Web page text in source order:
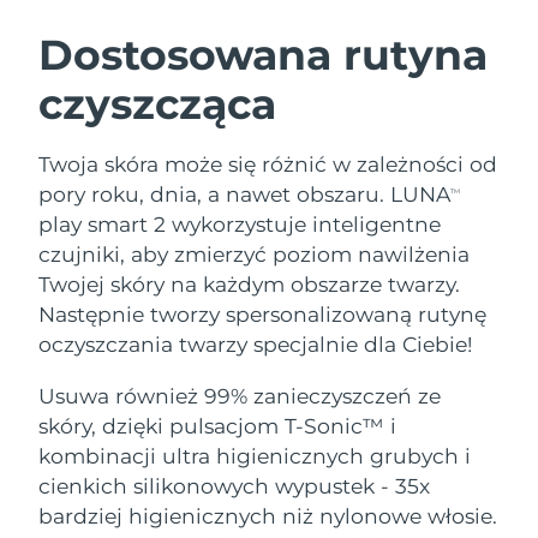
Dostosowana rutyna
czyszcząca
Twoja skóra może się różnić w zależności od
pory roku, dnia, a nawet obszaru. LUNATM
play smart 2 wykorzystuje inteligentne
czujniki, aby zmierzyć poziom nawilżenia
Twojej skóry na każdym obszarze twarzy.
Następnie tworzy spersonalizowaną rutynę
oczyszczania twarzy specjalnie dla Ciebie!
Usuwa również 99% zanieczyszczeń ze
skóry, dzięki pulsacjom T-Sonic™ i
kombinacji ultra higienicznych grubych i
cienkich silikonowych wypustek - 35x
bardziej higienicznych niż nylonowe włosie.
Oczyszczanie twarzy
LUNA™ 4 zestaw
Anti-aging massage
LUNA™ 4 Plus
Massage, LED heating
LUNA™ 4 Men
For men, anti-aging massage
Lifting twarzy
BEAR™ 2 zestaw
Microcurrent toning
BEAR™ 2 go
Microcurrent toning on-the-go
BEAR™ 2 eyes & lips
Microcurrent line smoothing device
Nawilżenie
UFO™ 3 zestaw
Deep facial hydration
UFO™ 3 LED
Near-infrared and red light therapy
device
Pielęgnacja jamy
ustnej
issa™ 4
Hybrid silicone sonic toothbrush
issa™ 4 plus
Smart hybrid silicone sonic toothbrush
FAQ™ ZABIEG ANTI-AGING
Anti-aging Zabiegi LED
NEW
Australia
Austria
Oczekiwany czas dostawy
Bahrajn
Oczekiwany czas dostawy
12/8/26
Belgia
Oczekiwany czas dostawy
11/8/26
Bermudy
Bośnia i
Hercegowina
Oczekiwany czas dostawy
Oczekiwany czas dostawy